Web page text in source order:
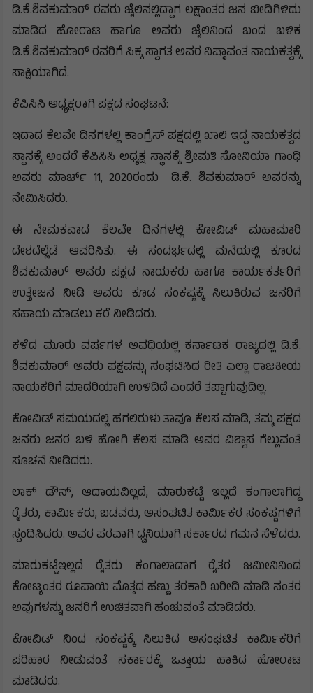
ಡಿ.ಕೆ.ಶಿವಕುಮಾರ್ ರವರು ಜೈಲಿನಲ್ಲಿದ್ದಾಗ ಲಕ್ಷಾಂತರ ಜನ ಬೀದಿಗಿಳಿದು
ಮಾಡಿದ ಹೋರಾಟ ಹಾಗೂ ಅವರು ಜೈಲಿನಿಂದ ಬಂದ ಬಳಿಕ
ಡಿ.ಕೆ.ಶಿವಕುಮಾರ್ ರವರಿಗೆ ಸಿಕ್ಕ ಸ್ವಾಗತ ಅವರ ನಿಷ್ಠಾವಂತ ನಾಯಕತ್ವಕ್ಕೆ
ಸಾಕ್ಷಿಯಾಗಿದೆ.
ಕೆಪಿಸಿಸಿ ಅಧ್ಯಕ್ಷರಾಗಿ ಪಕ್ಷದ ಸಂಘಟನೆ:
ಇದಾದ ಕೆಲವೇ ದಿನಗಳಲ್ಲಿ ಕಾಂಗ್ರೆಸ್ ಪಕ್ಷದಲ್ಲಿ ಖಾಲಿ ಇದ್ದ ನಾಯಕತ್ವದ
ಸ್ಥಾನಕ್ಕೆ ಅಂದರೆ ಕೆಪಿಸಿಸಿ ಅಧ್ಯಕ್ಷ ಸ್ಥಾನಕ್ಕೆ ಶ್ರೀಮತಿ ಸೋನಿಯಾ ಗಾಂಧಿ
ಅವರು ಮಾರ್ಚ್ 11, 2020ರಂದು ಡಿ.ಕೆ. ಶಿವಕುಮಾರ್ ಅವರನ್ನು
ನೇಮಿಸಿದರು.
ಈ ನೇಮಕವಾದ ಕೆಲವೇ ದಿನಗಳಲ್ಲಿ ಕೋವಿಡ್ ಮಹಾಮಾರಿ
ದೇಶದೆಲ್ಲೆಡೆ ಆವರಿಸಿತು. ಈ ಸಂದರ್ಭದಲ್ಲಿ ಮನೆಯಲ್ಲಿ ಕೂರದ
ಶಿವಕುಮಾರ್ ಅವರು ಪಕ್ಷದ ನಾಯಕರು ಹಾಗೂ ಕಾರ್ಯಕರ್ತರಿಗೆ
ಉತ್ತೇಜನ ನೀಡಿ ಅವರು ಕೂಡ ಸಂಕಷ್ಟಕ್ಕೆ ಸಿಲುಕಿರುವ ಜನರಿಗೆ
ಸಹಾಯ ಮಾಡಲು ಕರೆ ನೀಡಿದರು.
ಕಳೆದ ಮೂರು ವರ್ಷಗಳ ಅವಧಿಯಲ್ಲಿ ಕರ್ನಾಟಕ ರಾಜ್ಯದಲ್ಲಿ ಡಿ.ಕೆ.
ಶಿವಕುಮಾರ್ ಅವರು ಪಕ್ಷವನ್ನು ಸಂಘಟಿಸಿದ ರೀತಿ ಎಲ್ಲಾ ರಾಜಕೀಯ
ನಾಯಕರಿಗೆ ಮಾದರಿಯಾಗಿ ಉಳಿದಿದೆ ಎಂದರೆ ತಪ್ಪಾಗುವುದಿಲ್ಲ.
ಕೋವಿಡ್ ಸಮಯದಲ್ಲಿ ಹಗಲಿರುಳು ತಾವೂ ಕೆಲಸ ಮಾಡಿ, ತಮ್ಮ ಪಕ್ಷದ
ಜನರು ಜನರ ಬಳಿ ಹೋಗಿ ಕೆಲಸ ಮಾಡಿ ಅವರ ವಿಶ್ವಾಸ ಗೆಲ್ಲುವಂತೆ
ಸೂಚನೆ ನೀಡಿದರು.
ಲಾಕ್ ಡೌನ್, ಆದಾಯವಿಲ್ಲದೆ, ಮಾರುಕಟ್ಟೆ ಇಲ್ಲದೆ ಕಂಗಾಲಾಗಿದ್ದ
ರೈತರು, ಕಾರ್ಮಿಕರು, ಬಡವರು, ಅಸಂಘಟಿತ ಕಾರ್ಮಿಕರ ಸಂಕಷ್ಟಗಳಿಗೆ
ಸ್ಪಂದಿಸಿದರು. ಅವರ ಪರವಾಗಿ ಧ್ವನಿಯಾಗಿ ಸರ್ಕಾರದ ಗಮನ ಸೆಳೆದರು.
ಮಾರುಕಟ್ಟೆಇಲ್ಲದೆ ರೈತರು ಕಂಗಾಲಾದಾಗ ರೈತರ ಜಮೀನಿನಿಂದ
ಕೋಟ್ಯಂತರ ರೂಪಾಯಿ ಮೊತ್ತದ ಹಣ್ಣು ತರಕಾರಿ ಖರೀದಿ ಮಾಡಿ ನಂತರ
ಅವುಗಳನ್ನು ಜನರಿಗೆ ಉಚಿತವಾಗಿ ಹಂಚುವಂತೆ ಮಾಡಿದರು.
ಕೋವಿಡ್ ನಿಂದ ಸಂಕಷ್ಟಕ್ಕೆ ಸಿಲುಕಿದ ಅಸಂಘಟಿತ ಕಾರ್ಮಿಕರಿಗೆ
ಪರಿಹಾರ ನೀಡುವಂತೆ ಸರ್ಕಾರಕ್ಕೆ ಒತ್ತಾಯ ಹಾಕಿದ ಹೋರಾಟ
ಮಾಡಿದರು.